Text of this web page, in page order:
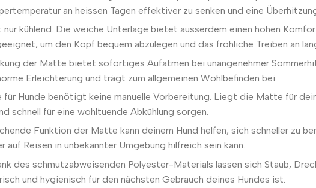
an heissen Tagen effektiver zu senken und eine
kühlend. Die weiche Unterlage bietet ausserdem einen hohen
um den Kopf bequem abzulegen und das fröhliche Treiben an
der Matte bietet sofortiges Aufatmen bei unangenehmer
Erleichterung und trägt zum allgemeinen Wohlbefinden bei.
für Hunde benötigt keine manuelle Vorbereitung. Liegt die Matte für
schnell für eine wohltuende Abkühlung sorgen.
Funktion der Matte kann deinem Hund helfen, sich schneller zu
Reisen in unbekannter Umgebung hilfreich sein kann.
des schmutzabweisenden Polyester-Materials lassen sich Staub,
und hygienisch für den nächsten Gebrauch deines Hundes ist.